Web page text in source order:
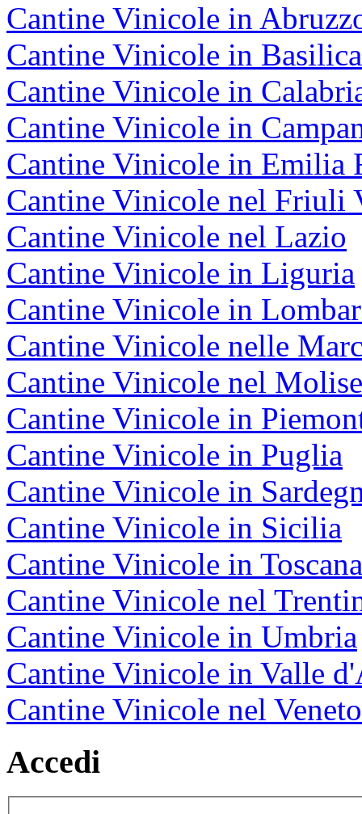
Cantine Vinicole in
Cantine Vinicole in
Cantine Vinicole in
Cantine Vinicole in
Cantine Vinicole in Emilia
Cantine Vinicole nel Friuli
Cantine Vinicole nel Lazio
Cantine Vinicole in Liguria
Cantine Vinicole in
Cantine Vinicole nelle
Cantine Vinicole nel Molise
Cantine Vinicole in
Cantine Vinicole in Puglia
Cantine Vinicole in
Cantine Vinicole in Sicilia
Cantine Vinicole in Toscana
Cantine Vinicole nel
Cantine Vinicole in Umbria
Cantine Vinicole in Valle
Cantine Vinicole nel Veneto
Accedi